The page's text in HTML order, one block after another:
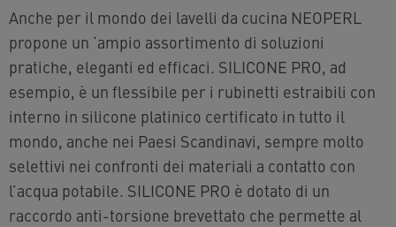
Anche per il mondo dei lavelli da cucina NEOPERL
propone un ‘ampio assortimento di soluzioni
pratiche, eleganti ed efficaci. SILICONE PRO, ad
esempio, è un flessibile per i rubinetti estraibili con
interno in silicone platinico certificato in tutto il
mondo, anche nei Paesi Scandinavi, sempre molto
selettivi nei confronti dei materiali a contatto con
l’acqua potabile. SILICONE PRO è dotato di un
raccordo anti-torsione brevettato che permette al